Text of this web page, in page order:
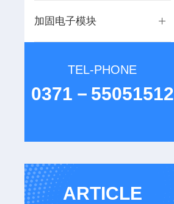
加固电子模块
TEL-PHONE
0371－55051512
ARTICLE